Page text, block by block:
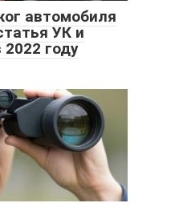
автомобиля
УК и
году